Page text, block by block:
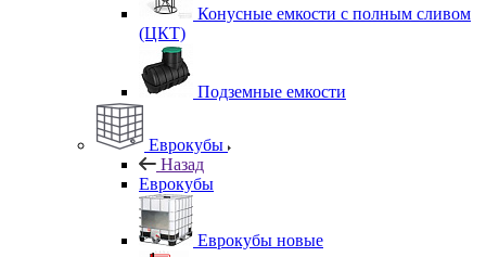
Конусные емкости с полным сливом
(ЦКТ)
Подземные емкости
Еврокубы
Назад
Еврокубы
Еврокубы новые